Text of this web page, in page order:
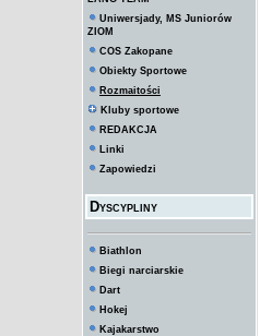
Uniwersjady, MS Juniorów
ZIOM
COS Zakopane
Obiekty Sportowe
Rozmaitości
Kluby sportowe
REDAKCJA
Linki
Zapowiedzi
Dyscypliny
Biathlon
Biegi narciarskie
Dart
Hokej
Kajakarstwo